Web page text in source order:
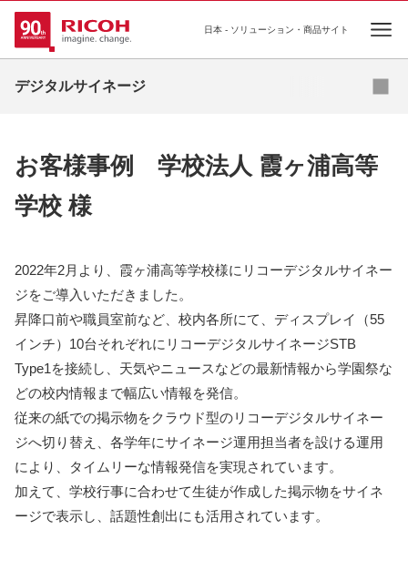
日本 - ソリューション・商品サイト
デジタルサイネージ
お役立ちコラム
業種・業態別ソリューション
商品・サービス一覧
関連情報
お客様事例 学校法人 霞ヶ浦高等
学校 様
2022年2月より、霞ヶ浦高等学校様にリコーデジタルサイネー
ジをご導入いただきました。
昇降口前や職員室前など、校内各所にて、ディスプレイ（55
インチ）10台それぞれにリコーデジタルサイネージSTB
Type1を接続し、天気やニュースなどの最新情報から学園祭な
どの校内情報まで幅広い情報を発信。
従来の紙での掲示物をクラウド型のリコーデジタルサイネー
ジへ切り替え、各学年にサイネージ運用担当者を設ける運用
により、タイムリーな情報発信を実現されています。
加えて、学校行事に合わせて生徒が作成した掲示物をサイネ
ージで表示し、話題性創出にも活用されています。